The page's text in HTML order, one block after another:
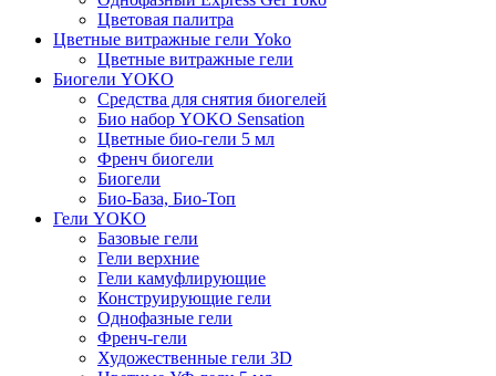
Цветовая палитра
Цветные витражные гели Yoko
Цветные витражные гели
Биогели YOKO
Средства для снятия биогелей
Био набор YOKO Sensation
Цветные био-гели 5 мл
Френч биогели
Биогели
Био-База, Био-Топ
Гели YOKO
Базовые гели
Гели верхние
Гели камуфлирующие
Конструирующие гели
Однофазные гели
Френч-гели
Художественные гели 3D